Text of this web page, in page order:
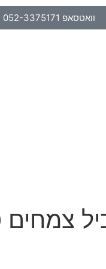
וואטסאפ 052-3375171